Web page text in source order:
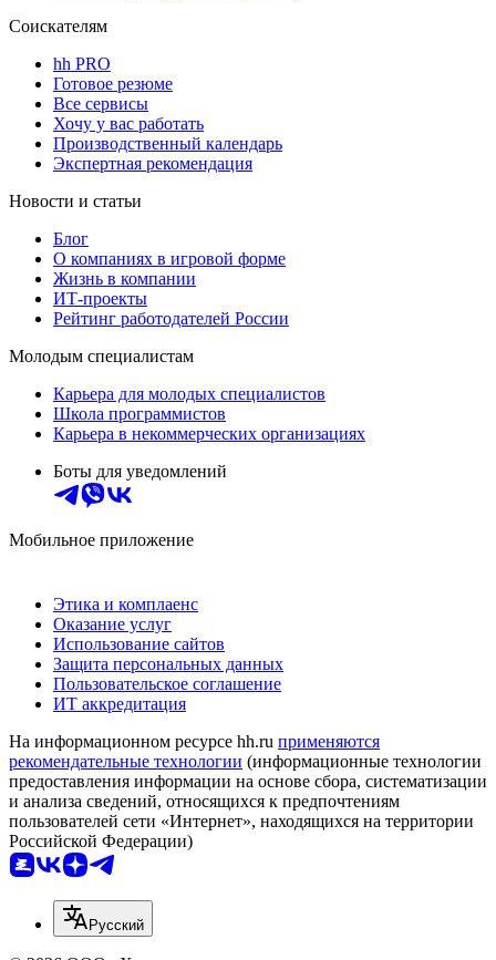
Соискателям
hh PRO
Готовое резюме
Все сервисы
Хочу у вас работать
Производственный календарь
Экспертная рекомендация
Новости и статьи
Блог
О компаниях в игровой форме
Жизнь в компании
ИТ-проекты
Рейтинг работодателей России
Молодым специалистам
Карьера для молодых специалистов
Школа программистов
Карьера в некоммерческих организациях
Боты для уведомлений
Мобильное приложение
Этика и комплаенс
Оказание услуг
Использование сайтов
Защита персональных данных
Пользовательское соглашение
ИТ аккредитация
На информационном ресурсе hh.ru применяются
рекомендательные технологии (информационные технологии
предоставления информации на основе сбора, систематизации
и анализа сведений, относящихся к предпочтениям
пользователей сети «Интернет», находящихся на территории
Российской Федерации)
Русский